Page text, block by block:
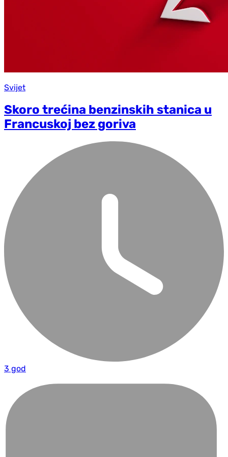
Svijet
Skoro trećina benzinskih stanica u
Francuskoj bez goriva
3 god